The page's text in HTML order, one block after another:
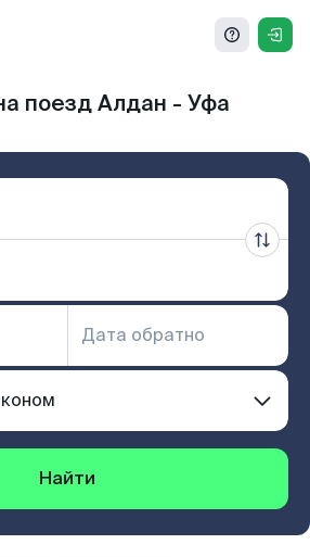
поезд Алдан - Уфа
Найти